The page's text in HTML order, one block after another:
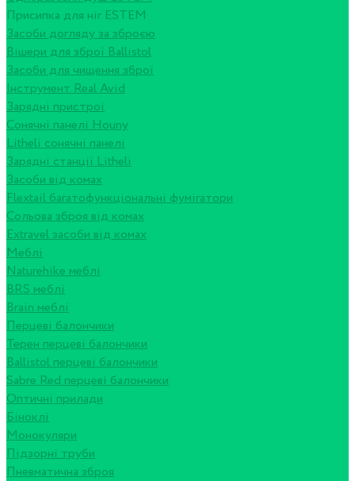
Присипка для ніг ESTEM
Засоби догляду за зброєю
Вішери для зброї Ballistol
Засоби для чищення зброї
Інструмент Real Avid
Зарядні пристрої
Сонячні панелі Houny
Litheli сонячні панелі
Зарядні станції Litheli
Засоби від комах
Flextail багатофункціональні фумігатори
Сольова зброя від комах
Extravel засоби від комах
Меблі
Naturehike меблі
BRS меблі
Brain меблі
Перцеві балончики
Терен перцеві балончики
Ballistol перцеві балончики
Sabre Red перцеві балончики
Оптичні прилади
Біноклі
Монокуляри
Підзорні труби
Пневматична зброя